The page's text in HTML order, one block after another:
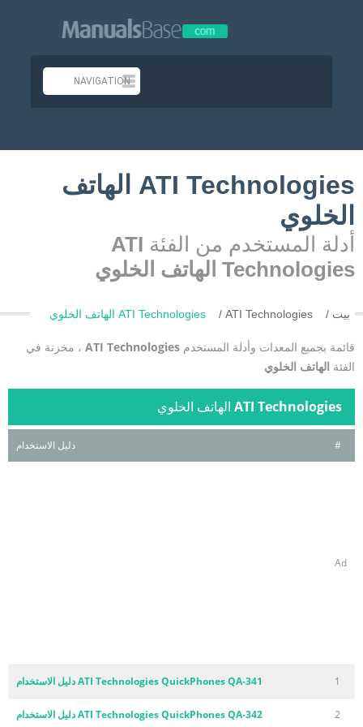
ATI Technologies الهاتف
الخلوي
أدلة المستخدم من الفئة ATI
Technologies الهاتف الخلوي
بيت ATI Technologies ATI Technologies الهاتف الخلوي
قائمة بجميع المعدات وأدلة المستخدم ATI Technologies ، مخزنة في
الفئة الهاتف الخلوي
ATI Technologies الهاتف الخلوي
# دليل الاستخدام
Ad
1 ATI Technologies QuickPhones QA-341 دليل الاستخدام
2 ATI Technologies QuickPhones QA-342 دليل الاستخدام